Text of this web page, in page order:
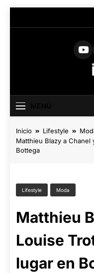
al
Inicio Lifestyle
Matthieu Blazy a
Bottega
Lifestyle Moda
Matthieu
Louise
lugar en